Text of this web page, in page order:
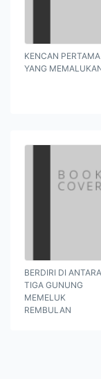
KENCAN PERTAMA
YANG
BERDIRI DI ANTARA
TIGA GUNUNG
MEMELUK
REMBULAN